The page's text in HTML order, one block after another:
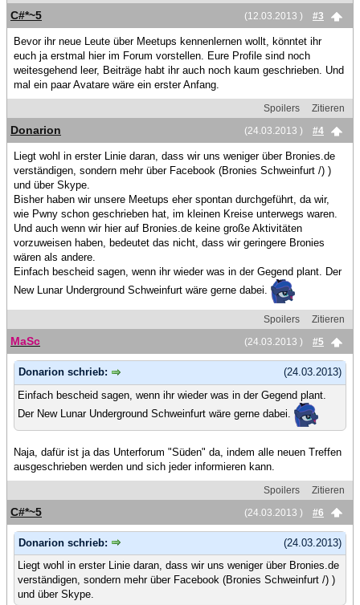
(12.03.2013 )
#3
C#*~5
Bevor ihr neue Leute über Meetups kennenlernen wollt, könntet ihr
euch ja erstmal hier im Forum vorstellen. Eure Profile sind noch
weitesgehend leer, Beiträge habt ihr auch noch kaum geschrieben. Und
mal ein paar Avatare wäre ein erster Anfang.
Spoilers
Zitieren
(24.03.2013 )
#4
Donarion
Liegt wohl in erster Linie daran, dass wir uns weniger über Bronies.de
verständigen, sondern mehr über Facebook (Bronies Schweinfurt /) )
und über Skype.
Bisher haben wir unsere Meetups eher spontan durchgeführt, da wir,
wie Pwny schon geschrieben hat, im kleinen Kreise unterwegs waren.
Und auch wenn wir hier auf Bronies.de keine große Aktivitäten
vorzuweisen haben, bedeutet das nicht, dass wir geringere Bronies
wären als andere.
Einfach bescheid sagen, wenn ihr wieder was in der Gegend plant. Der
New Lunar Underground Schweinfurt wäre gerne dabei.
Spoilers
Zitieren
(24.03.2013 )
#5
MaSc
(24.03.2013)
Donarion schrieb:
Einfach bescheid sagen, wenn ihr wieder was in der Gegend plant.
Der New Lunar Underground Schweinfurt wäre gerne dabei.
Naja, dafür ist ja das Unterforum "Süden" da, indem alle neuen Treffen
ausgeschrieben werden und sich jeder informieren kann.
Spoilers
Zitieren
(24.03.2013 )
#6
C#*~5
(24.03.2013)
Donarion schrieb:
Liegt wohl in erster Linie daran, dass wir uns weniger über Bronies.de
verständigen, sondern mehr über Facebook (Bronies Schweinfurt /) )
und über Skype.